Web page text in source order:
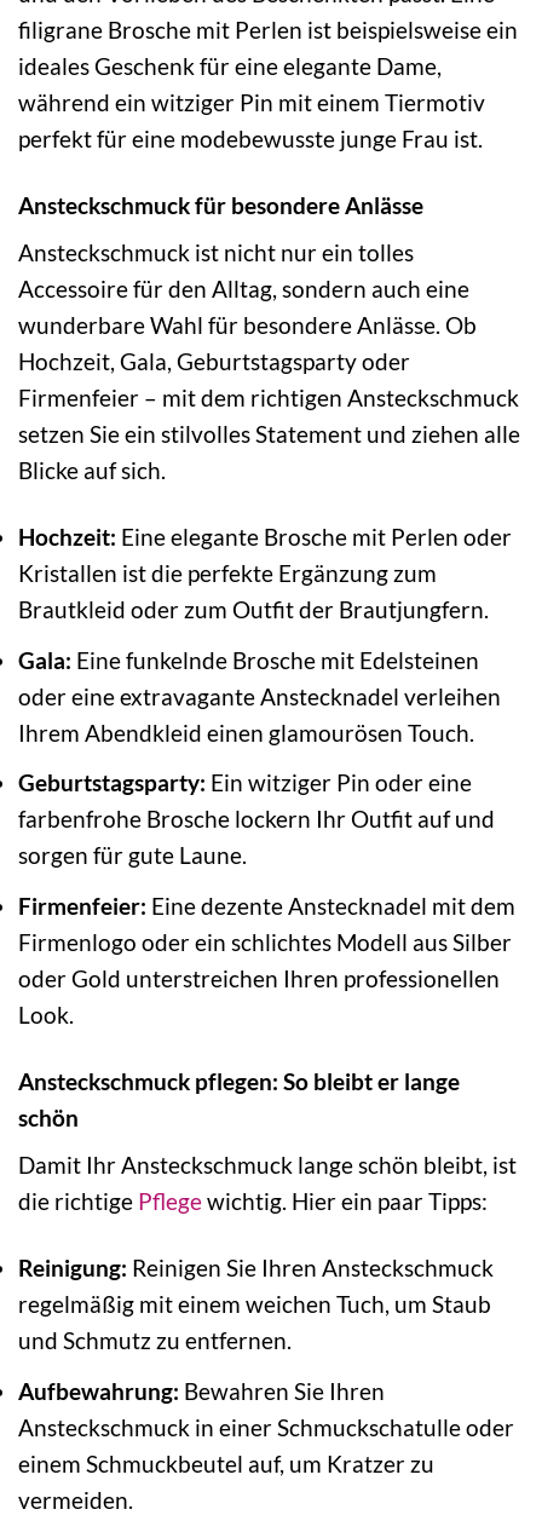
filigrane Brosche mit Perlen ist beispielsweise ein
ideales Geschenk für eine elegante Dame,
während ein witziger Pin mit einem Tiermotiv
perfekt für eine modebewusste junge Frau ist.
Ansteckschmuck für besondere Anlässe
Ansteckschmuck ist nicht nur ein tolles
Accessoire für den Alltag, sondern auch eine
wunderbare Wahl für besondere Anlässe. Ob
Hochzeit, Gala, Geburtstagsparty oder
Firmenfeier – mit dem richtigen Ansteckschmuck
setzen Sie ein stilvolles Statement und ziehen alle
Blicke auf sich.
Hochzeit: Eine elegante Brosche mit Perlen oder
Kristallen ist die perfekte Ergänzung zum
Brautkleid oder zum Outfit der Brautjungfern.
Gala: Eine funkelnde Brosche mit Edelsteinen
oder eine extravagante Anstecknadel verleihen
Ihrem Abendkleid einen glamourösen Touch.
Geburtstagsparty: Ein witziger Pin oder eine
farbenfrohe Brosche lockern Ihr Outfit auf und
sorgen für gute Laune.
Firmenfeier: Eine dezente Anstecknadel mit dem
Firmenlogo oder ein schlichtes Modell aus Silber
oder Gold unterstreichen Ihren professionellen
Look.
Ansteckschmuck pflegen: So bleibt er lange
schön
Damit Ihr Ansteckschmuck lange schön bleibt, ist
die richtige Pflegewichtig. Hier ein paar Tipps:
Reinigung: Reinigen Sie Ihren Ansteckschmuck
regelmäßig mit einem weichen Tuch, um Staub
und Schmutz zu entfernen.
Aufbewahrung: Bewahren Sie Ihren
Ansteckschmuck in einer Schmuckschatulle oder
einem Schmuckbeutel auf, um Kratzer zu
vermeiden.